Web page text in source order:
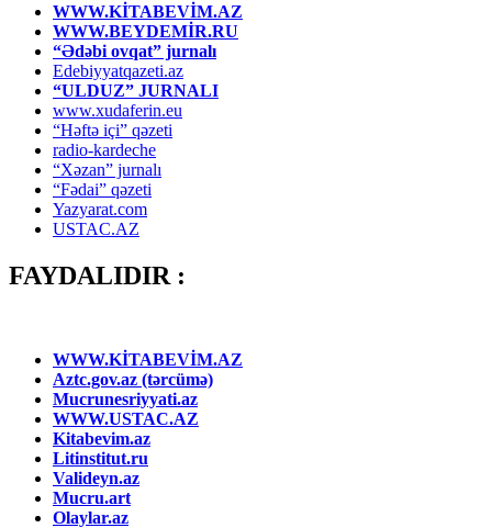
WWW.KİTABEVİM.AZ
WWW.BEYDEMİR.RU
“Ədəbi ovqat” jurnalı
Edebiyyatqazeti.az
“ULDUZ” JURNALI
www.xudaferin.eu
“Həftə içi” qəzeti
radio-kardeche
“Xəzan” jurnalı
“Fədai” qəzeti
Yazyarat.com
USTAC.AZ
FAYDALIDIR :
WWW.KİTABEVİM.AZ
Aztc.gov.az (tərcümə)
Mucrunesriyyati.az
WWW.USTAC.AZ
Kitabevim.az
Litinstitut.ru
Valideyn.az
Mucru.art
Olaylar.az